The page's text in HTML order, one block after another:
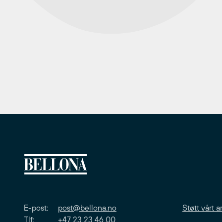
E-post: post@bellona.no
Tlf: +47 23 23 46 00
Støtt vårt